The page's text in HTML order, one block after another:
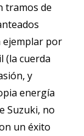
tramos de
ejemplar por
(la cuerda
y
energía
Suzuki, no
un éxito